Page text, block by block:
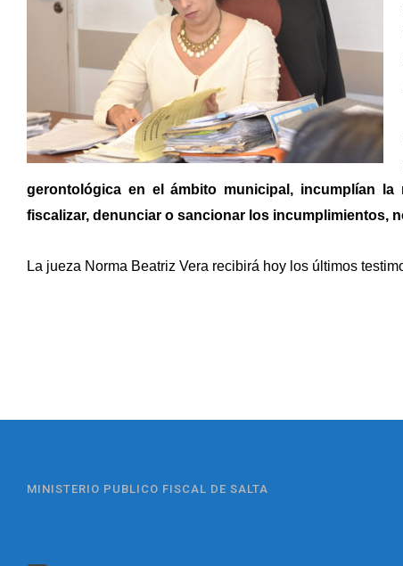
gerontológica en el ámbito municipal, incumplían
fiscalizar, denunciar o sancionar los incumplimientos,
La jueza Norma Beatriz Vera recibirá hoy los últimos
MINISTERIO PUBLICO FISCAL DE SALTA